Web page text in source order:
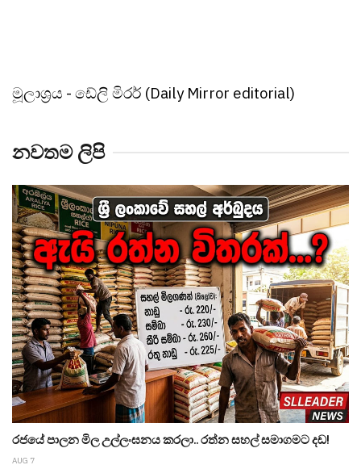
මූලාශ්‍රය - ඩේලි මිරර් (Daily Mirror editorial)
නවතම ලිපි
රජයේ පාලන මිල උල්ලංඝනය කරලා.. රත්න සහල් සමාගමට දඩ!
AUG 7